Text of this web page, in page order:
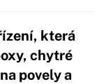
která
chytré
povely a